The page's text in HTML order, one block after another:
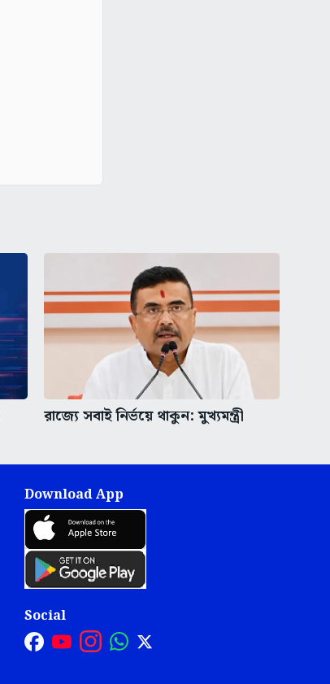
রাজ্যে সবাই নির্ভয়ে থাকুন: মুখ্যমন্ত্রী
Download App
Social